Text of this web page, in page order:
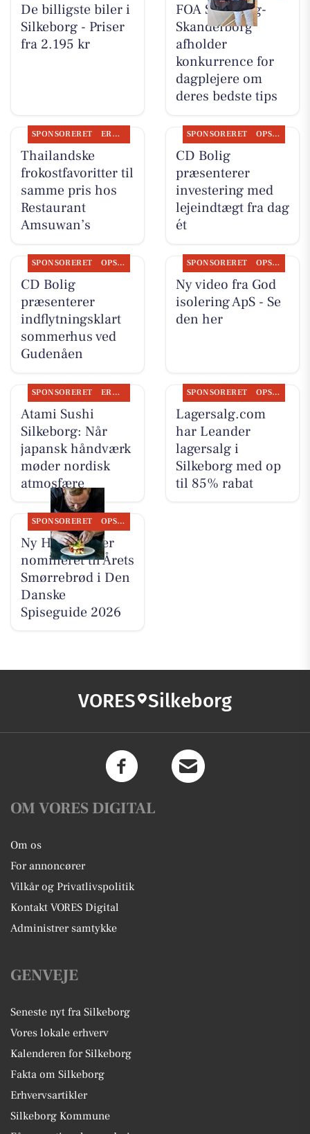
De billigste biler i
Silkeborg - Priser
fra 2.195 kr
FOA Silkeborg-
Skanderborg
afholder
konkurrence for
dagplejere om
deres bedste tips
SPONSORERET ERHVERV
Thailandske
frokostfavoritter til
samme pris hos
Restaurant
Amsuwan’s
SPONSORERET OPSLAGSTAVLEN
CD Bolig
præsenterer
investering med
lejeindtægt fra dag
ét
SPONSORERET OPSLAGSTAVLEN
CD Bolig
præsenterer
indflytningsklart
sommerhus ved
Gudenåen
SPONSORERET OPSLAGSTAVLEN
Ny video fra God
isolering ApS - Se
den her
SPONSORERET ERHVERV
Atami Sushi
Silkeborg: Når
japansk håndværk
møder nordisk
atmosfære
SPONSORERET OPSLAGSTAVLEN
Lagersalg.com
har Leander
lagersalg i
Silkeborg med op
til 85% rabat
SPONSORERET OPSLAGSTAVLEN
Ny Hattenæs er
nomineret til Årets
Smørrebrød i Den
Danske
Spiseguide 2026
VORES Silkeborg
OM VORES DIGITAL
Om os
For annoncører
Vilkår og Privatlivspolitik
Kontakt VORES Digital
Administrer samtykke
GENVEJE
Seneste nyt fra Silkeborg
Vores lokale erhverv
Kalenderen for Silkeborg
Fakta om Silkeborg
Erhvervsartikler
Silkeborg Kommune